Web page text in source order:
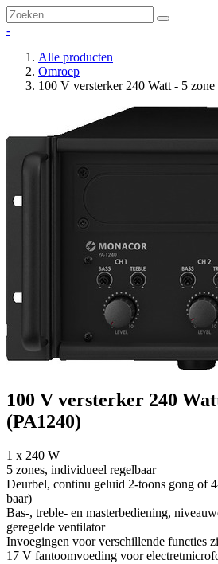
-
Alle producten
Omroep
100 V versterker 240 Watt - 5
100 V versterker 240
(PA1240)
1 x 240 W
5 zones, individueel regelbaar
Deurbel, continu geluid 2-toons gong of
baar)
Bas-, treble- en masterbediening,
geregelde ventilator
Invoegingen voor verschillende functies
17 V fantoomvoeding voor